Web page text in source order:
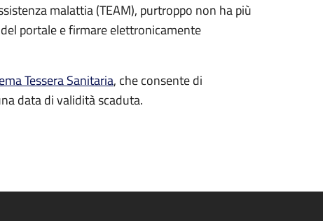
malattia (TEAM), purtroppo non ha più
portale e firmare elettronicamente
Tessera Sanitaria, che consente di
data di validità scaduta.